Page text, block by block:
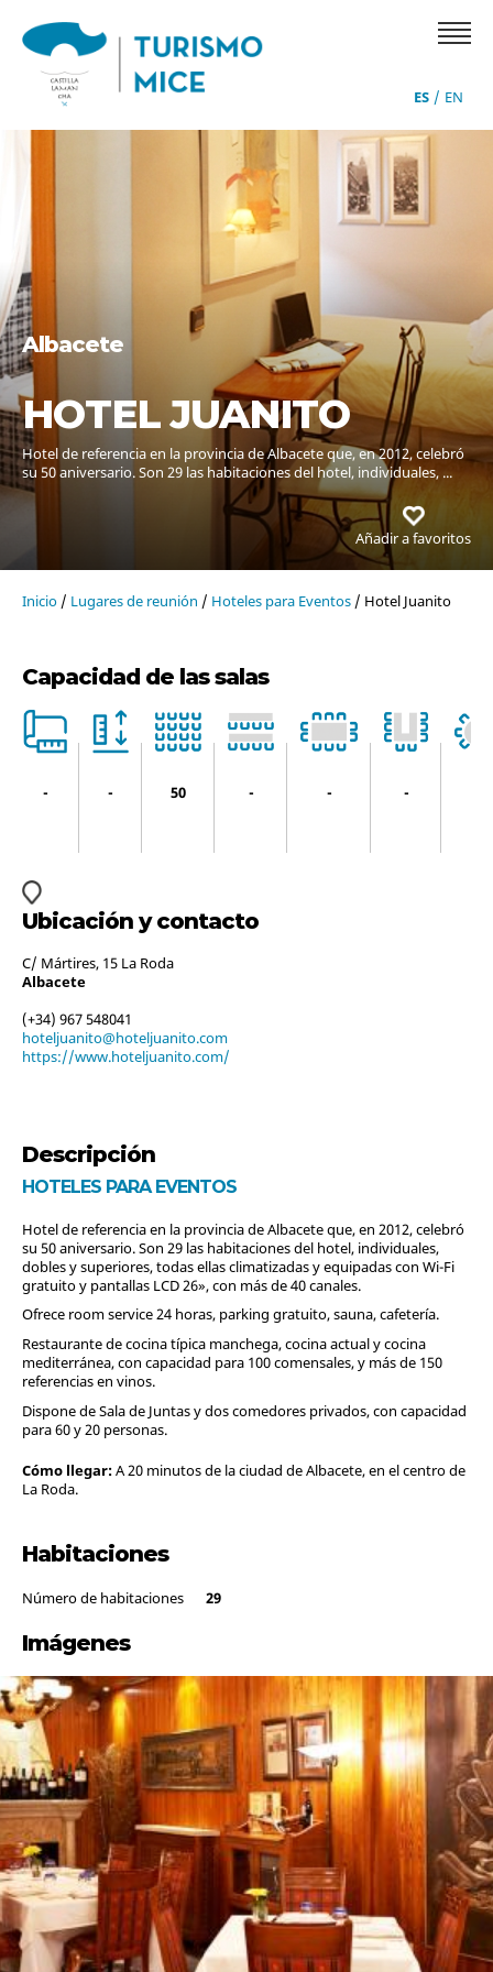
main
ES
EN
Añadir a favoritos
Albacete
HOTEL JUANITO
Hotel de referencia en la provincia de Albacete que, en 2012, celebró
su 50 aniversario. Son 29 las habitaciones del hotel, individuales, ...
Inicio / Lugares de reunión / Hoteles para Eventos / Hotel Juanito
Capacidad de las salas
- - 50 - - -
Ubicación y contacto
C/ Mártires, 15 La Roda
Albacete
(+34) 967 548041
hoteljuanito@hoteljuanito.com
https://www.hoteljuanito.com/
Descripción
HOTELES PARA EVENTOS
Hotel de referencia en la provincia de Albacete que, en 2012, celebró
su 50 aniversario. Son 29 las habitaciones del hotel, individuales,
dobles y superiores, todas ellas climatizadas y equipadas con Wi-Fi
gratuito y pantallas LCD 26», con más de 40 canales.
Ofrece room service 24 horas, parking gratuito, sauna, cafetería.
Restaurante de cocina típica manchega, cocina actual y cocina
mediterránea, con capacidad para 100 comensales, y más de 150
referencias en vinos.
Dispone de Sala de Juntas y dos comedores privados, con capacidad
para 60 y 20 personas.
Cómo llegar:A 20 minutos de la ciudad de Albacete, en el centro de
La Roda.
Habitaciones
Número de habitaciones 29
Imágenes